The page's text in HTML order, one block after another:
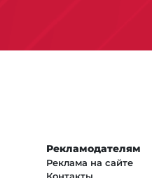
Рекламодателям
Реклама на сайте